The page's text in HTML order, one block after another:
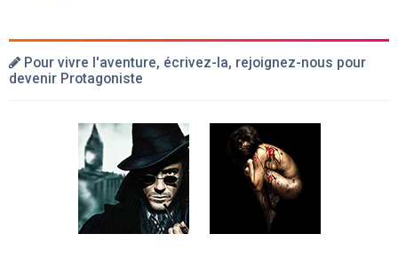
Pour vivre l'aventure, écrivez-la, rejoignez-nous pour
devenir Protagoniste